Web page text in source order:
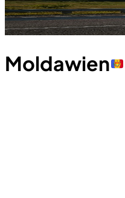
Moldawien